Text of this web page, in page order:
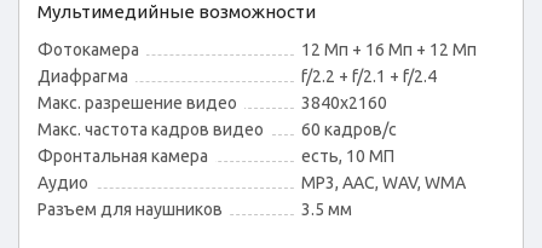
Мультимедийные возможности
Фотокамера
12 Мп + 16 Мп + 12 Мп
Диафрагма
f/2.2 + f/2.1 + f/2.4
Макс. разрешение видео
3840x2160
Макс. частота кадров видео
60 кадров/с
Фронтальная камера
есть, 10 МП
Аудио
MP3, AAC, WAV, WMA
Разъем для наушников
3.5 мм